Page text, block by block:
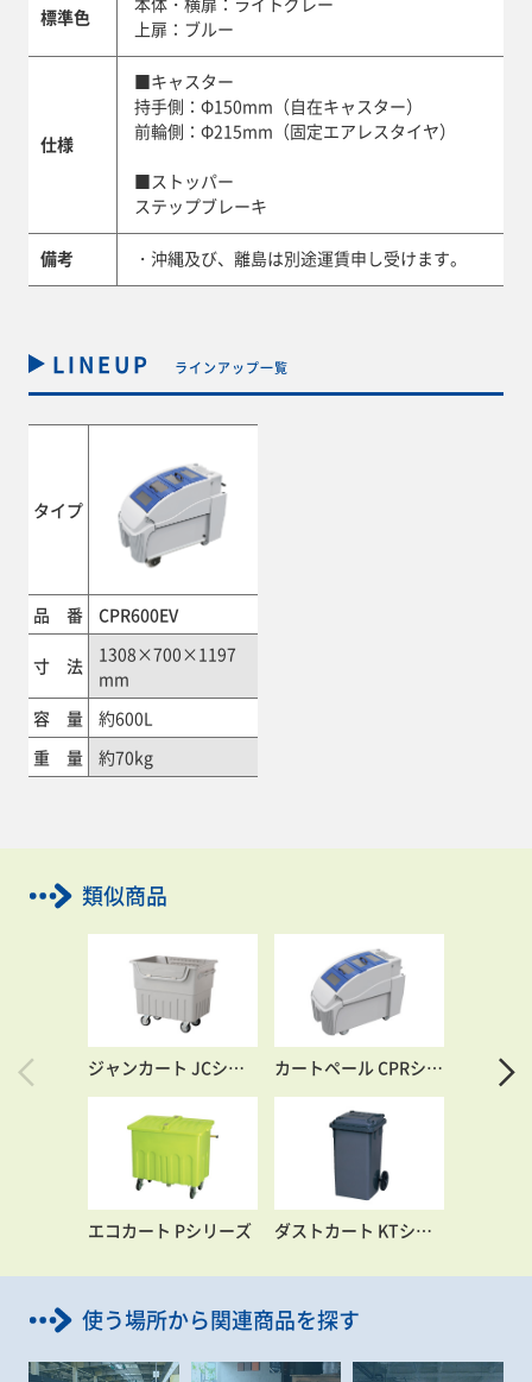
標準色
上扉：ブルー
仕様
■キャスター
持手側：Φ150mm（自在キャスター）
前輪側：Φ215mm（固定エアレスタイヤ）
■ストッパー
ステップブレーキ
備考 ・沖縄及び、離島は別途運賃申し受けます。
LINEUP ラインアップ一覧
タイプ
品 番 CPR600EV
寸 法
1308×700×1197
mm
容 量
約600L
重 量
約70kg
類似商品
ジャンカート JCシリーズ カートペール CPRシリーズ
エコカート Pシリーズ ダストカート KTシリーズ
使う場所から関連商品を探す